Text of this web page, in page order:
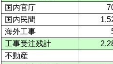
国内官庁
国内民間
海外工事
工事受注残計
不動産